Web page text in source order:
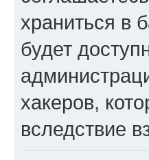
храниться в
будет
хакеров,
вследствие